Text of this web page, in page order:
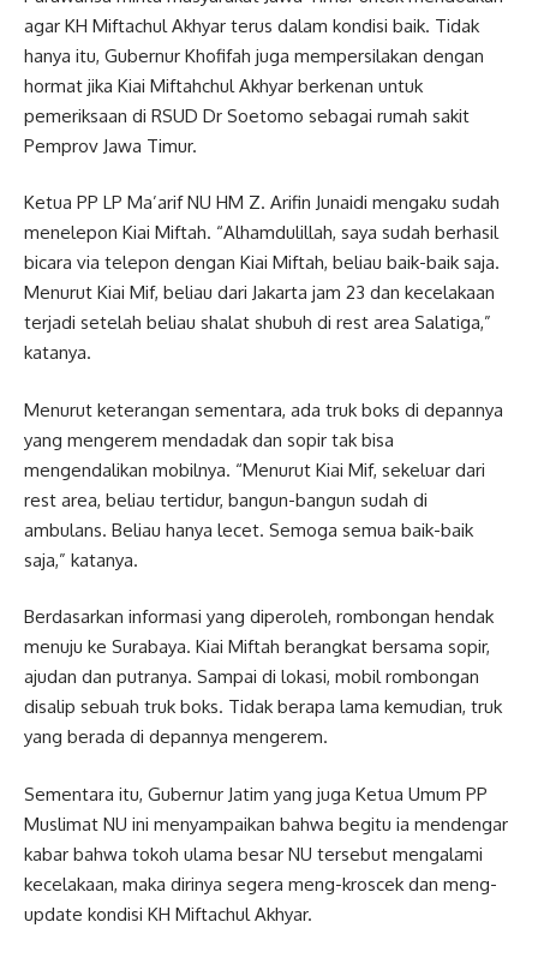
agar KH Miftachul Akhyar terus dalam kondisi baik. Tidak
hanya itu, Gubernur Khofifah juga mempersilakan dengan
hormat jika Kiai Miftahchul Akhyar berkenan untuk
pemeriksaan di RSUD Dr Soetomo sebagai rumah sakit
Pemprov Jawa Timur.
Ketua PP LP Ma’arif NU HM Z. Arifin Junaidi mengaku sudah
menelepon Kiai Miftah. “Alhamdulillah, saya sudah berhasil
bicara via telepon dengan Kiai Miftah, beliau baik-baik saja.
Menurut Kiai Mif, beliau dari Jakarta jam 23 dan kecelakaan
terjadi setelah beliau shalat shubuh di rest area Salatiga,”
katanya.
Menurut keterangan sementara, ada truk boks di depannya
yang mengerem mendadak dan sopir tak bisa
mengendalikan mobilnya. “Menurut Kiai Mif, sekeluar dari
rest area, beliau tertidur, bangun-bangun sudah di
ambulans. Beliau hanya lecet. Semoga semua baik-baik
saja,” katanya.
Berdasarkan informasi yang diperoleh, rombongan hendak
menuju ke Surabaya. Kiai Miftah berangkat bersama sopir,
ajudan dan putranya. Sampai di lokasi, mobil rombongan
disalip sebuah truk boks. Tidak berapa lama kemudian, truk
yang berada di depannya mengerem.
Sementara itu, Gubernur Jatim yang juga Ketua Umum PP
Muslimat NU ini menyampaikan bahwa begitu ia mendengar
kabar bahwa tokoh ulama besar NU tersebut mengalami
kecelakaan, maka dirinya segera meng-kroscek dan meng-
update kondisi KH Miftachul Akhyar.